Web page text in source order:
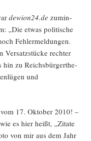
dewion24.de zumin­
„Die etwas poli­ti­sche
Feh­ler­mel­dun­gen.
Ver­satz­stü­cke rech­ter
hin zu Reichs­bür­ger­the­
und
17. Okto­ber 2010! –
es hier heißt, „Zita­te
von mir aus dem Jahr